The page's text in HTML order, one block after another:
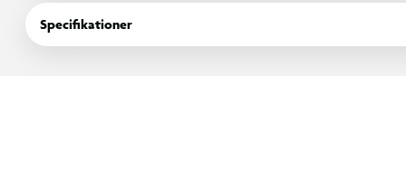
Specifikationer